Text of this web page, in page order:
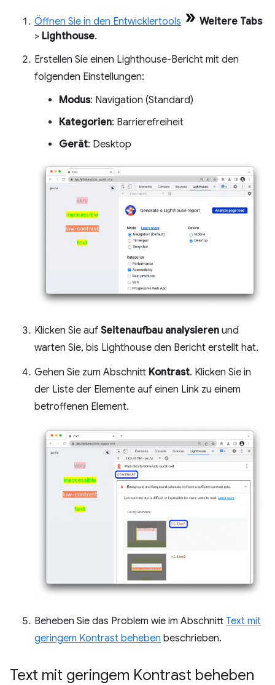
Öffnen Sie in den Entwicklertools
Weitere Tabs
> Lighthouse.
Erstellen Sie einen Lighthouse-Bericht mit den
folgenden Einstellungen:
Modus: Navigation (Standard)
Kategorien: Barrierefreiheit
Gerät: Desktop
Klicken Sie auf Seitenaufbau analysieren und
warten Sie, bis Lighthouse den Bericht erstellt hat.
Gehen Sie zum Abschnitt Kontrast. Klicken Sie in
der Liste der Elemente auf einen Link zu einem
betroffenen Element.
Beheben Sie das Problem wie im Abschnitt Text mit
geringem Kontrast beheben beschrieben.
Text mit geringem Kontrast beheben